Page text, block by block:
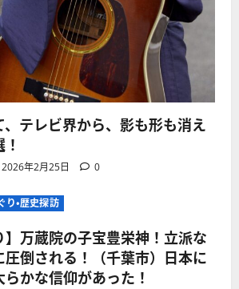
テレビ界から、影も形も消え
2026年2月25日 0
・歴史探訪
】万蔵院の子宝豊栄神！立派な
倒される！（千葉市）日本に
かな信仰があった！